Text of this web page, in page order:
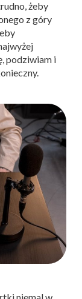
żeby
z góry
podziwiam i